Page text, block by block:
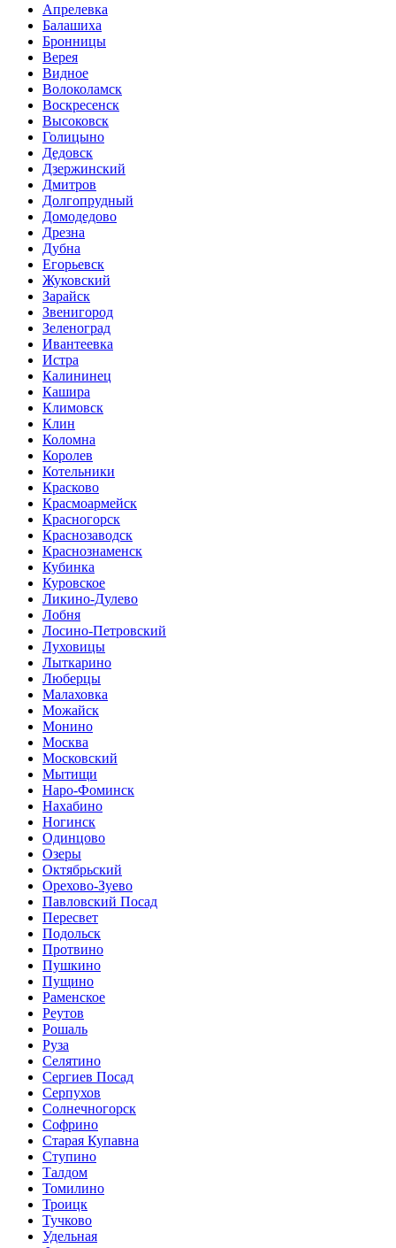
Апрелевка
Балашиха
Бронницы
Верея
Видное
Волоколамск
Воскресенск
Высоковск
Голицыно
Дедовск
Дзержинский
Дмитров
Долгопрудный
Домодедово
Дрезна
Дубна
Егорьевск
Жуковский
Зарайск
Звенигород
Зеленоград
Ивантеевка
Истра
Калининец
Кашира
Климовск
Клин
Коломна
Королев
Котельники
Красково
Красмоармейск
Красногорск
Краснозаводск
Краснознаменск
Кубинка
Куровское
Ликино-Дулево
Лобня
Лосино-Петровский
Луховицы
Лыткарино
Люберцы
Малаховка
Можайск
Монино
Москва
Московский
Мытищи
Наро-Фоминск
Нахабино
Ногинск
Одинцово
Озеры
Октябрьский
Орехово-Зуево
Павловский Посад
Пересвет
Подольск
Протвино
Пушкино
Пущино
Раменское
Реутов
Рошаль
Руза
Селятино
Сергиев Посад
Серпухов
Солнечногорск
Софрино
Старая Купавна
Ступино
Талдом
Томилино
Троицк
Тучково
Удельная